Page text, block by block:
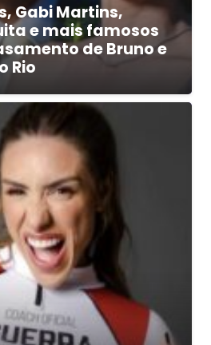
Gabi Martins,
e mais famosos
de Bruno e
Rio